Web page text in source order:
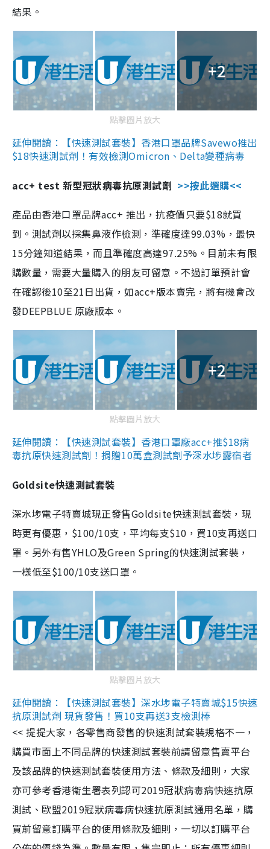
結果。
+2
點擊圖片放大
延伸閱讀：【快速測試套裝】香港口罩品牌Savewo推出
$18快速測試劑！有效檢測Omicron、Delta變種病毒
acc+ test 新型冠狀病毒抗原測試劑 >>按此選購<<
產品由香港口罩品牌acc+ 推出，抗疫價只要$18就買
到。測試劑以採集鼻液作檢測，準確度達99.03%，最快
15分鐘知道結果，而且準確度高達97.25%。目前未有限
購數量，需要大量購入的朋友可留意。不過訂單預計會
在確認後10至21日出貨，如acc+版本賣完，將有機會改
發DEEPBLUE 原廠版本。
+2
點擊圖片放大
延伸閱讀：【快速測試套裝】香港口罩廠acc+推$18病
毒抗原快速測試劑！捐贈10萬盒測試劑予深水埗露宿者
Goldsite快速測試套裝
深水埗電子特賣城現正發售Goldsite快速測試套裝，現
時更有優惠，$100/10支，平均每支$10，買10支再送口
罩。另外有售YHLO及Green Spring的快速測試套裝，
一樣低至$100/10支送口罩。
點擊圖片放大
延伸閱讀：【快速測試套裝】深水埗電子特賣城$15快速
抗原測試劑 現貨發售！買10支再送3支檢測棒
<< 提提大家，各零售商發售的快速測試套裝規格不一，
購買市面上不同品牌的快速測試套裝前請留意售賣平台
及該品牌的快速測試套裝使用方法、條款及細則，大家
亦可參考香港衞生署表列認可2019冠狀病毒病快速抗原
測試、歐盟2019冠狀病毒病快速抗原測試通用名單，購
買前留意訂購平台的使用條款及細則，一切以訂購平台